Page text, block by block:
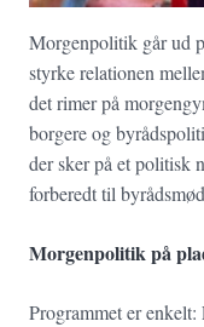
Morgenpolitik går ud
styrke relationen
det rimer på
borgere og
der sker på et politisk
forberedt til
Morgenpolitik på
Programmet er